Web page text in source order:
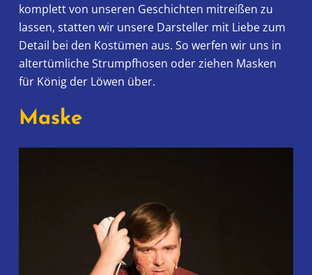
komplett von unseren Geschichten mitreißen zu
lassen, statten wir unsere Darsteller mit Liebe zum
Detail bei den Kostümen aus. So werfen wir uns in
altertümliche Strumpfhosen oder ziehen Masken
für König der Löwen über.
Maske